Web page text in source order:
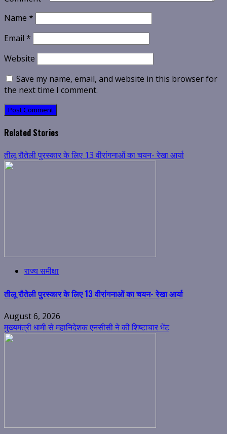
Name *
Email *
Website
Save my name, email, and website in this browser for
the next time I comment.
Related Stories
तीलू रौतेली पुरस्कार के लिए 13 वीरांगनाओं का चयन- रेखा आर्या
राज्य समीक्षा
तीलू रौतेली पुरस्कार के लिए 13 वीरांगनाओं का चयन- रेखा आर्या
August 6, 2026
मुख्यमंत्री धामी से महानिदेशक एनसीसी ने की शिष्टाचार भेंट